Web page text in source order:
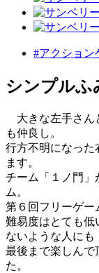
#アクション
シンプルふ
大きな左手さん
も仲良し。
行方不明になった
ます。
チーム「１ノ門」
ム。
第６回フリーゲー
難易度はとても低
ないような人にも
最後まで楽しんで
た。